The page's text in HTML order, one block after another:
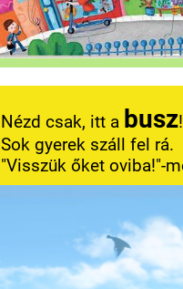
Nézd csak, itt a busz!
Sok gyerek száll fel rá.
"Visszük őket oviba!"-